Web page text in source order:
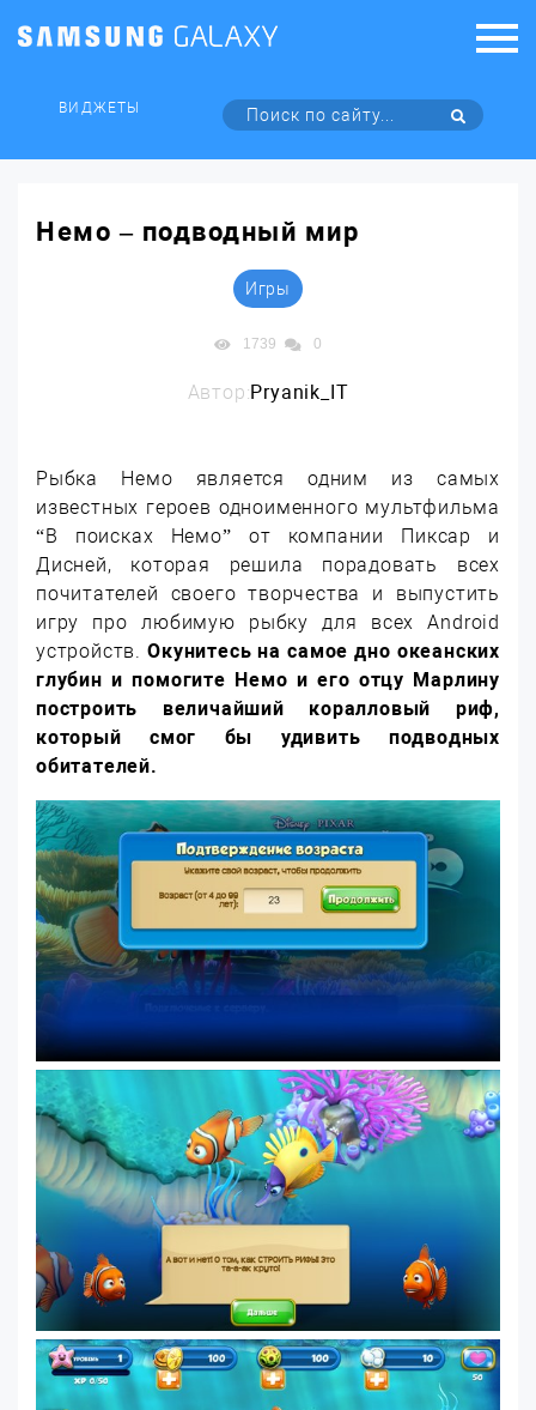
ВИДЖЕТЫ
Немо – подводный мир
Игры
1739 0
Автор:Pryanik_IT
Рыбка Немо является одним из самых
известных героев одноименного мультфильма
“В поисках Немо” от компании Пиксар и
Дисней, которая решила порадовать всех
почитателей своего творчества и выпустить
игру про любимую рыбку для всех Android
устройств.Окунитесь на самое дно океанских
глубин и помогите Немо и его отцу Марлину
построить величайший коралловый риф,
который смог бы удивить подводных
обитателей.